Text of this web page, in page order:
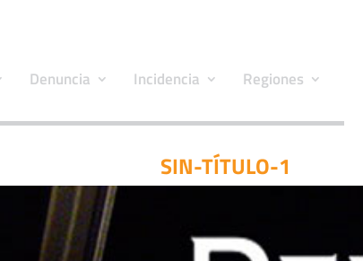
Denuncia Incidencia Regiones
SIN-TÍTULO-1